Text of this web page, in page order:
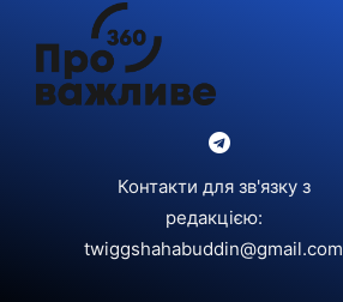
Контакти для зв'язку з
редакцією:
twiggshahabuddin@gmail.com